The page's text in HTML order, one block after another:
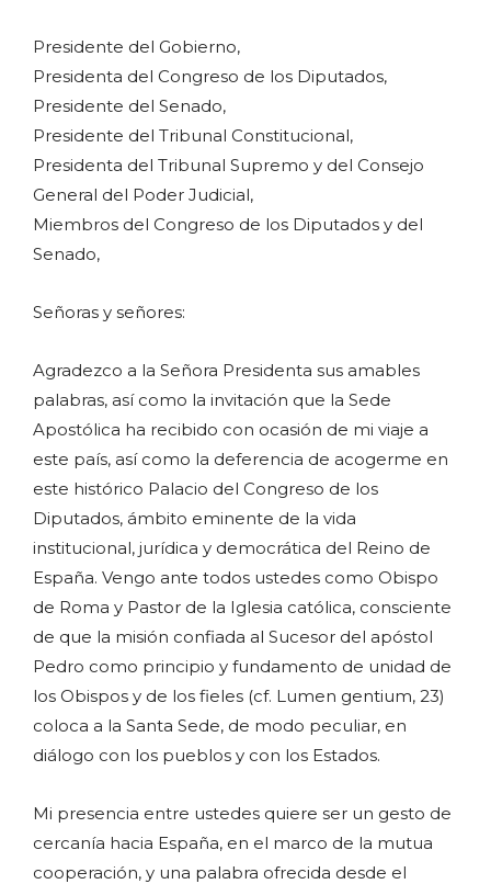
Presidente del Gobierno,
Presidenta del Congreso de los Diputados,
Presidente del Senado,
Presidente del Tribunal Constitucional,
Presidenta del Tribunal Supremo y del Consejo
General del Poder Judicial,
Miembros del Congreso de los Diputados y del
Senado,
Señoras y señores:
Agradezco a la Señora Presidenta sus amables
palabras, así como la invitación que la Sede
Apostólica ha recibido con ocasión de mi viaje a
este país, así como la deferencia de acogerme en
este histórico Palacio del Congreso de los
Diputados, ámbito eminente de la vida
institucional, jurídica y democrática del Reino de
España. Vengo ante todos ustedes como Obispo
de Roma y Pastor de la Iglesia católica, consciente
de que la misión confiada al Sucesor del apóstol
Pedro como principio y fundamento de unidad de
los Obispos y de los fieles (cf. Lumen gentium, 23)
coloca a la Santa Sede, de modo peculiar, en
diálogo con los pueblos y con los Estados.
Mi presencia entre ustedes quiere ser un gesto de
cercanía hacia España, en el marco de la mutua
cooperación, y una palabra ofrecida desde el